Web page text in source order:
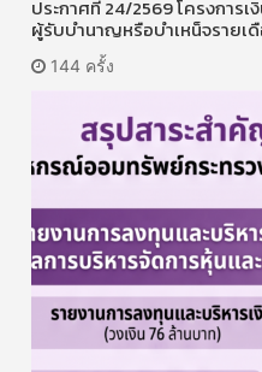
ประกาศที่ 24/2569 โครงการ
ผู้รับบำนาญหรือบำเหน็จรายเ
144 ครั้ง